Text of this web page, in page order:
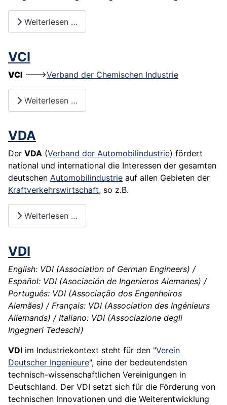
Weiterlesen …
VCI
VCI --->Verband der Chemischen Industrie
Weiterlesen …
VDA
Der VDA (Verband der Automobilindustrie) fördert
national und international die Interessen der gesamten
deutschen Automobilindustrie auf allen Gebieten der
Kraftverkehrswirtschaft, so z.B.
Weiterlesen …
VDI
English: VDI (Association of German Engineers) /
Español: VDI (Asociación de Ingenieros Alemanes) /
Português: VDI (Associação dos Engenheiros
Alemães) / Français: VDI (Association des Ingénieurs
Allemands) / Italiano: VDI (Associazione degli
Ingegneri Tedeschi)
VDI im Industriekontext steht für den "Verein
Deutscher Ingenieure", eine der bedeutendsten
technisch-wissenschaftlichen Vereinigungen in
Deutschland. Der VDI setzt sich für die Förderung von
technischen Innovationen und die Weiterentwicklung